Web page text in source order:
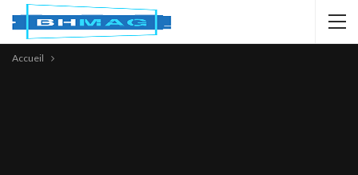
Accueil